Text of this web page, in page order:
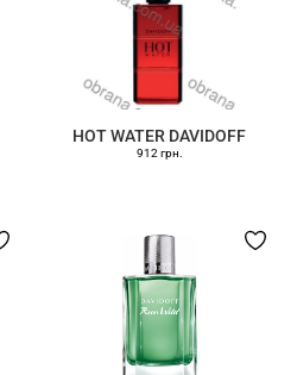
HOT WATER DAVIDOFF
912 грн.